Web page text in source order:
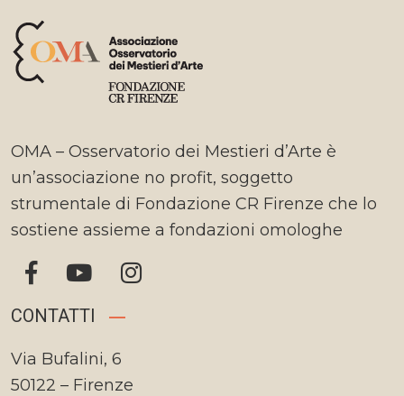
OMA – Osservatorio dei Mestieri d’Arte è
un’associazione no profit, soggetto
strumentale di Fondazione CR Firenze che lo
sostiene assieme a fondazioni omologhe
CONTATTI
Via Bufalini, 6
50122 – Firenze